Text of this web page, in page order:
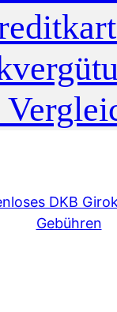
DKB
Gebühren